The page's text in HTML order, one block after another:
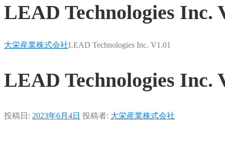
LEAD Technologies Inc.
大栄産業株式会社LEAD Technologies Inc. V1.01
LEAD Technologies Inc.
投稿日: 2023年6月4日 投稿者: 大栄産業株式会社